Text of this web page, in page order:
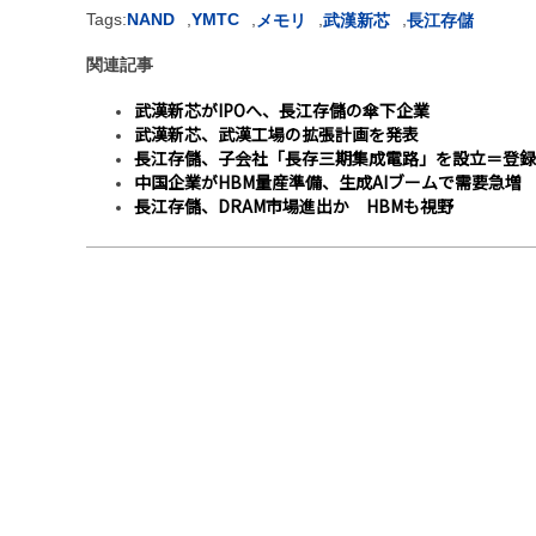
Tags:NAND YMTC メモリ 武漢新芯 長江存儲
関連記事
武漢新芯がIPOへ、長江存儲の傘下企業
武漢新芯、武漢工場の拡張計画を発表
長江存儲、子会社「長存三期集成電路」を設立＝登
中国企業がHBM量産準備、生成AIブームで需要急増
長江存儲、DRAM市場進出か HBMも視野